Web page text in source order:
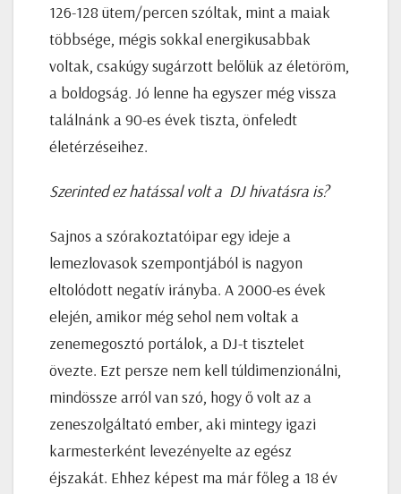
126-128 ütem/percen szóltak, mint a maiak
többsége, mégis sokkal energikusabbak
voltak, csakúgy sugárzott belőlük az életöröm,
a boldogság. Jó lenne ha egyszer még vissza
találnánk a 90-es évek tiszta, önfeledt
életérzéseihez.
Szerinted ez hatással volt a DJ hivatásra is?
Sajnos a szórakoztatóipar egy ideje a
lemezlovasok szempontjából is nagyon
eltolódott negatív irányba. A 2000-es évek
elején, amikor még sehol nem voltak a
zenemegosztó portálok, a DJ-t tisztelet
övezte. Ezt persze nem kell túldimenzionálni,
mindössze arról van szó, hogy ő volt az a
zeneszolgáltató ember, aki mintegy igazi
karmesterként levezényelte az egész
éjszakát. Ehhez képest ma már főleg a 18 év